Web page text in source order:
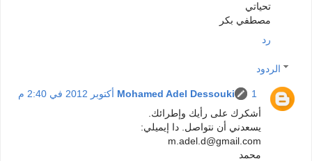
تحياتي
مصطفي بكر
رد
الردود
Mohamed Adel Dessouki
1 أكتوبر 2012 في 2:40 م
أشكرك على رأيك وإطرائك.
يسعدني أن نتواصل. دا إيميلي:
m.adel.d@gmail.com
محمد